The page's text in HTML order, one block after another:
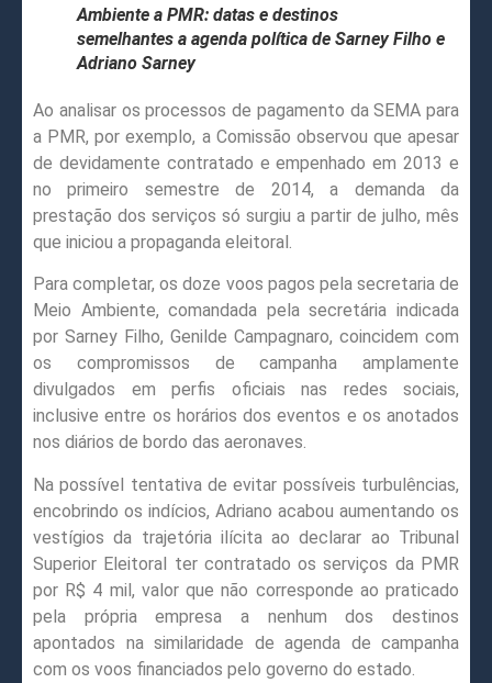
Ambiente a PMR: datas e destinos
semelhantes a agenda política de Sarney Filho e
Adriano Sarney
Ao analisar os processos de pagamento da SEMA para
a PMR, por exemplo, a Comissão observou que apesar
de devidamente contratado e empenhado em 2013 e
no primeiro semestre de 2014, a demanda da
prestação dos serviços só surgiu a partir de julho, mês
que iniciou a propaganda eleitoral.
Para completar, os doze voos pagos pela secretaria de
Meio Ambiente, comandada pela secretária indicada
por Sarney Filho, Genilde Campagnaro, coincidem com
os compromissos de campanha amplamente
divulgados em perfis oficiais nas redes sociais,
inclusive entre os horários dos eventos e os anotados
nos diários de bordo das aeronaves.
Na possível tentativa de evitar possíveis turbulências,
encobrindo os indícios, Adriano acabou aumentando os
vestígios da trajetória ilícita ao declarar ao Tribunal
Superior Eleitoral ter contratado os serviços da PMR
por R$ 4 mil, valor que não corresponde ao praticado
pela própria empresa a nenhum dos destinos
apontados na similaridade de agenda de campanha
com os voos financiados pelo governo do estado.